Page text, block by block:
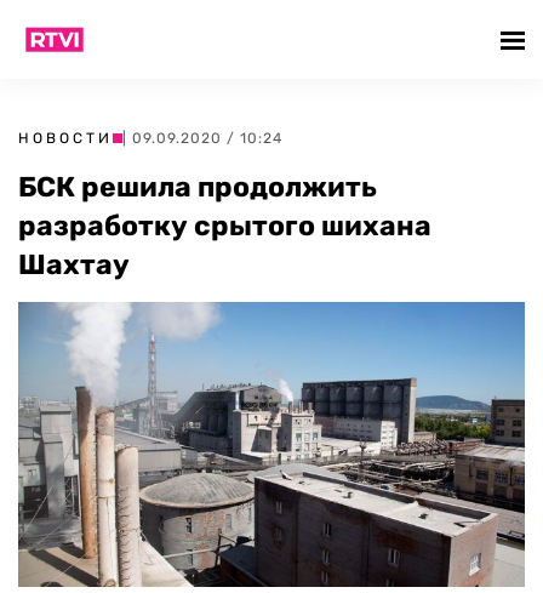
НОВОСТИ | 09.09.2020 / 10:24
БСК решила продолжить
разработку срытого шихана
Шахтау